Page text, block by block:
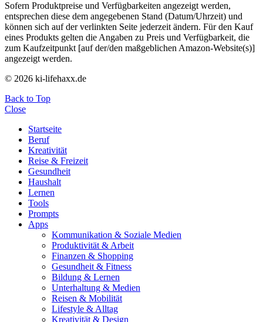
Sofern Produktpreise und Verfügbarkeiten angezeigt werden,
entsprechen diese dem angegebenen Stand (Datum/Uhrzeit) und
können sich auf der verlinkten Seite jederzeit ändern. Für den Kauf
eines Produkts gelten die Angaben zu Preis und Verfügbarkeit, die
zum Kaufzeitpunkt [auf der/den maßgeblichen Amazon-Website(s)]
angezeigt werden.
© 2026 ki-lifehaxx.de
Back to Top
Close
Startseite
Beruf
Kreativität
Reise & Freizeit
Gesundheit
Haushalt
Lernen
Tools
Prompts
Apps
Kommunikation & Soziale Medien
Produktivität & Arbeit
Finanzen & Shopping
Gesundheit & Fitness
Bildung & Lernen
Unterhaltung & Medien
Reisen & Mobilität
Lifestyle & Alltag
Kreativität & Design